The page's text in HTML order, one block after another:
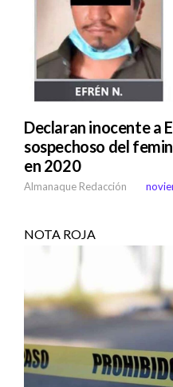
Declaran inocente a
sospechoso del
en 2020
Almanaque Redacción
NOTA ROJA